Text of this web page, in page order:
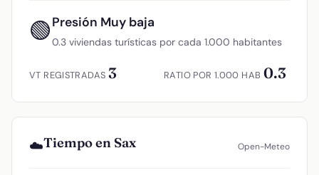
🟢Presión Muy baja
0.3 viviendas turísticas por cada 1.000 habitantes
VT REGISTRADAS 3 RATIO POR 1.000 HAB 0.3
☁️Tiempo en Sax Open-Meteo